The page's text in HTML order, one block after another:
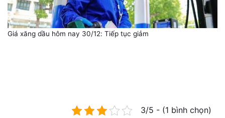
Giá xăng dầu hôm nay 30/12: Tiếp tục giảm
3/5 - (1 bình chọn)